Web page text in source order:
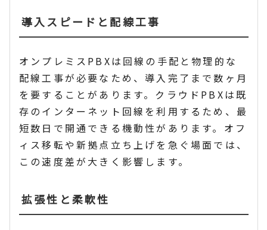
導入スピードと配線工事
オンプレミスPBXは回線の手配と物理的な
配線工事が必要なため、導入完了まで数ヶ月
を要することがあります。クラウドPBXは既
存のインターネット回線を利用するため、最
短数日で開通できる機動性があります。オフ
ィス移転や新拠点立ち上げを急ぐ場面では、
この速度差が大きく影響します。
拡張性と柔軟性